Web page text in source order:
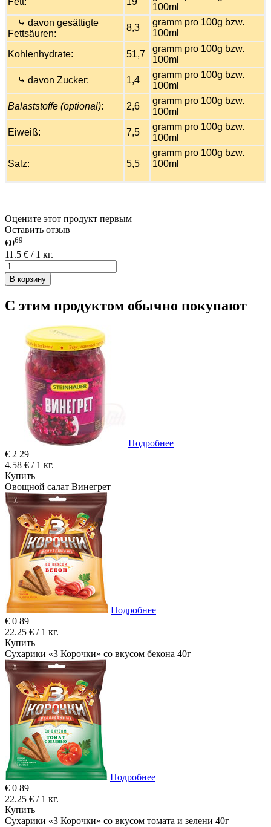
100ml
⤷ davon gesättigte
Fettsäuren:
8,3
gramm pro 100g bzw.
100ml
Kohlenhydrate: 51,7
gramm pro 100g bzw.
100ml
⤷ davon Zucker:
1,4
gramm pro 100g bzw.
100ml
Balaststoffe (optional): 2,6
gramm pro 100g bzw.
100ml
Eiweiß:
7,5
gramm pro 100g bzw.
100ml
Salz: 5,5
gramm pro 100g bzw.
100ml
Оцените этот продукт первым
Оставить отзыв
€069
11.5 € / 1 кг.
В корзину
С этим продуктом обычно покупают
Подробнее
€ 2 29
4.58 € / 1 кг.
Купить
Овощной салат Винегрет
Подробнее
€ 0 89
22.25 € / 1 кг.
Купить
Сухарики «3 Корочки» со вкусом бекона 40г
Подробнее
€ 0 89
22.25 € / 1 кг.
Купить
Сухарики «3 Корочки» со вкусом томата и зелени 40г